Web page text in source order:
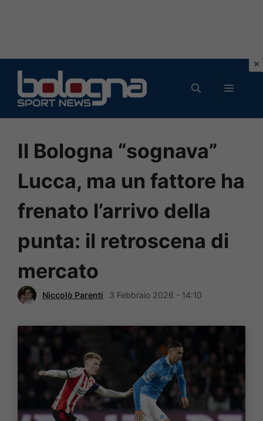
contenuto
MENU
Il Bologna “sognava”
Lucca, ma un fattore ha
frenato l’arrivo della
punta: il retroscena di
mercato
Niccolò Parenti 3 Febbraio 2026 - 14:10